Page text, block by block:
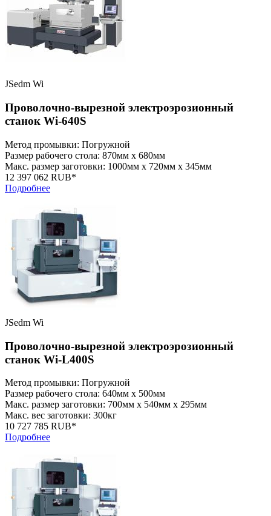
JSedm Wi
Проволочно-вырезной электроэрозионный
станок Wi-640S
Метод промывки: Погружной
Размер рабочего стола: 870мм x 680мм
Макс. размер заготовки: 1000мм x 720мм x 345мм
12 397 062 RUB*
Подробнее
JSedm Wi
Проволочно-вырезной электроэрозионный
станок Wi-L400S
Метод промывки: Погружной
Размер рабочего стола: 640мм x 500мм
Макс. размер заготовки: 700мм x 540мм x 295мм
Макс. вес заготовки: 300кг
10 727 785 RUB*
Подробнее